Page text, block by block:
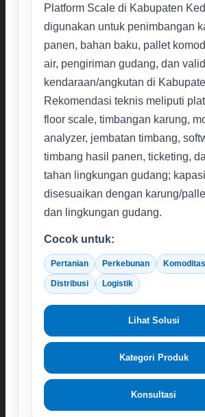
Platform Scale di Kabupaten
digunakan untuk penimbangan
panen, bahan baku, pallet
air, pengiriman gudang, dan
kendaraan/angkutan di
Rekomendasi teknis meliputi
floor scale, timbangan karung,
analyzer, jembatan timbang,
timbang hasil panen, ticketing,
tahan lingkungan gudang;
disesuaikan dengan karung/
dan lingkungan gudang.
Cocok untuk:
Pertanian Perkebunan Komoditas
Distribusi Logistik
Lihat Solusi
Kategori Produk
Konsultasi